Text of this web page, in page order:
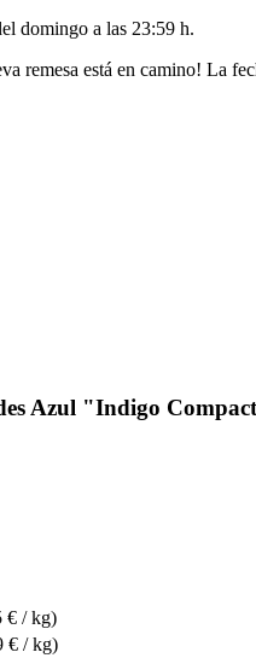
domingo a las 23:59 h.
remesa está en camino! La
Azul "Indigo
€ / kg)
€ / kg)